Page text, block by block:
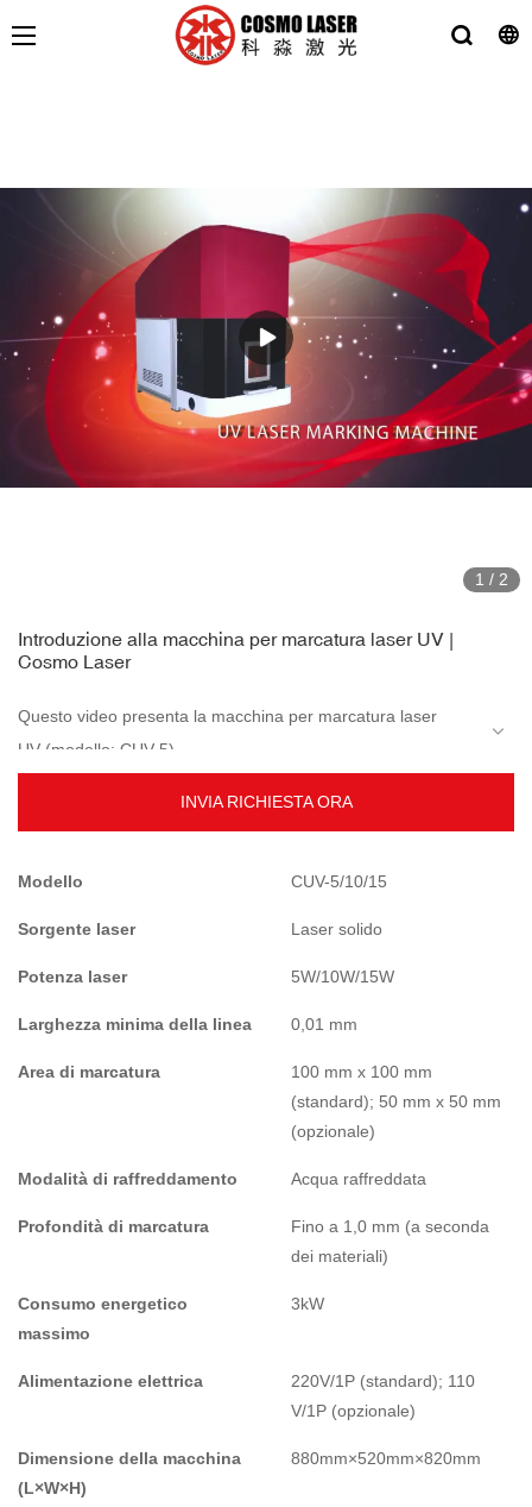
1 / 2
Introduzione alla macchina per marcatura laser UV |
Cosmo Laser
Questo video presenta la macchina per marcatura laser
UV (modello: CUV-5).
metallici e metallici. È comunemente usato per la marcatura
elevati. La migliore macchina per marcare materiali
trasparenti come cristalli, vetro sulla superficie o all'interno
INVIA RICHIESTA ORA
Modello CUV-5/10/15
Sorgente laser Laser solido
Potenza laser 5W/10W/15W
Larghezza minima della linea 0,01 mm
Area di marcatura
100 mm x 100 mm
(standard); 50 mm x 50 mm
(opzionale)
Modalità di raffreddamento Acqua raffreddata
Profondità di marcatura
Fino a 1,0 mm (a seconda
dei materiali)
Consumo energetico
massimo
3kW
Alimentazione elettrica
220V/1P (standard); 110
V/1P (opzionale)
Dimensione della macchina
(L×W×H)
880mm×520mm×820mm